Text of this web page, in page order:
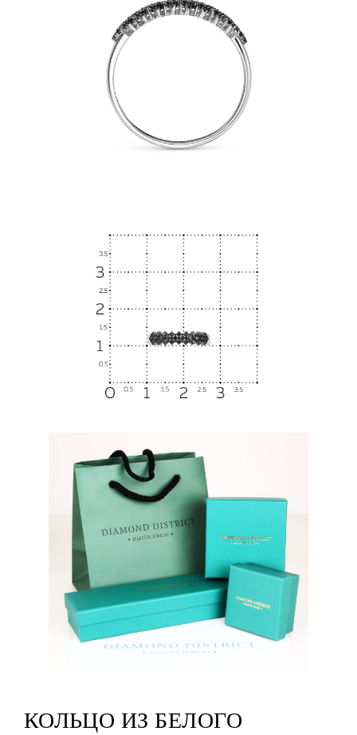
КОЛЬЦО ИЗ БЕЛОГО